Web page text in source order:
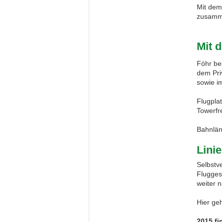
Mit
Mit
Föhr
dem
sowie
weiter
Hier